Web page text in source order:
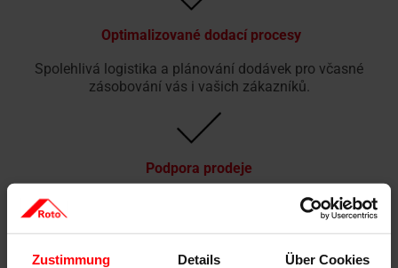
Zustimmung Details Über Cookies
Optimalizované dodací procesy
Spolehlivá logistika a plánování dodávek pro včasné
zásobování vás i vašich zákazníků.
Podpora prodeje
Poskytujeme marketingové a produktové podklady pro
podporu vašeho prodeje – produktové informace,
prospekty, fotografie a další materiály pro přípravu
nabídek, prezentací a komunikaci se zákazníky.